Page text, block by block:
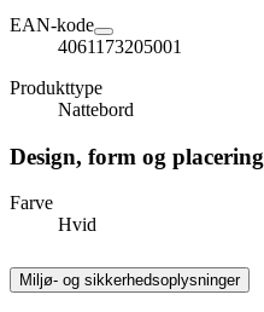
EAN-kode
4061173205001
Produkttype
Nattebord
Design, form og placering
Farve
Hvid
Miljø- og sikkerhedsoplysninger